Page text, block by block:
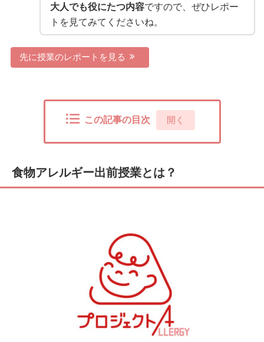
大人でも役にたつ内容ですので、ぜひレポー
トを見てみてくださいね。
先に授業のレポートを見る
この記事の目次 開く
食物アレルギー出前授業とは？